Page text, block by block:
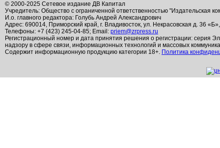
© 2000-2025 Сетевое издание ДВ Капитал
Учредитель: Общество с ограниченной ответственностью "Издательская
И.о. главного редактора: Голубь Андрей Александрович
Адрес: 690014, Приморский край, г. Владивосток, ул. Некрасовская д. 36
Телефоны: +7 (423) 245-04-85; Email: priem@zrpress.ru
Регистрационный номер и дата принятия решения о регистрации: серия
надзору в сфере связи, информационных технологий и массовых
Содержит информационную продукцию категории 18+. Политика